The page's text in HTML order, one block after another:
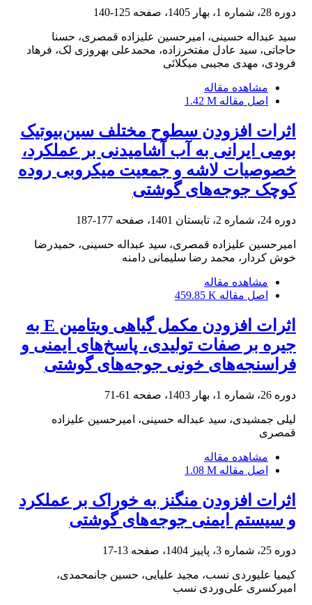
دوره 28، شماره 1، بهار 1405، صفحه 125-140
سید عبداله حسینی، امیرحسین علیزاده قمصری، حسنا
حاجاتی، سید عادل مفتخرزاده، محمدعلی بهروزی لک، فرهاد
فرودی، مهدی مجیبی میکلائی
مشاهده مقاله
اصل مقاله 1.42 M
اثرات افزودن سطوح مختلف سین‌بیوتیک
بومی ایرانی به آب آشامیدنی بر عملکرد،
خصوصیات لاشه و جمعیت میکروبی روده
کوچک جوجه‌های گوشتی
دوره 24، شماره 2، تابستان 1401، صفحه 177-187
امیرحسین علیزاده قمصری، سید عبداله حسینی، حمیدرضا
خوش کردار، محمد رضا سلیمانی دامنه
مشاهده مقاله
اصل مقاله 459.85 K
اثرات افزودن مکمل گیاهی ویتامین E به
جیره بر صفات تولیدی، پاسخ‌های ایمنی و
فراسنجه‌های خونی جوجه‌های گوشتی
دوره 26، شماره 1، بهار 1403، صفحه 61-71
لیلی جمشیدی، سید عبداله حسینی، امیرحسین علیزاده
قمصری
مشاهده مقاله
اصل مقاله 1.08 M
اثرات افزودن منگنز به خوراک بر عملکرد
و سیستم ایمنی جوجه‌های گوشتی
دوره 25، شماره 3، پاییز 1404، صفحه 13-17
کیمیا علیوردی نسب، مجید علیایی، حسین جانمحمدی،
امیرکسری علی‌وردی نسب